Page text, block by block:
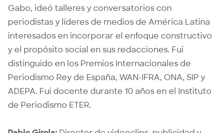
Gabo, ideó talleres y conversatorios con
periodistas y líderes de medios de América Latina
interesados en incorporar el enfoque constructivo
y el propósito social en sus redacciones. Fui
distinguido en los Premios Internacionales de
Periodismo Rey de España, WAN-IFRA, ONA, SIP y
ADEPA. Fui docente durante 10 años en el Instituto
de Periodismo ETER.